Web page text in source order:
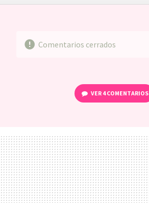
FACEBOOKTWITTERFLIPBOARD
E-
WHATSAPP
Comentarios cerrados
VER 4 COMENTARIOS